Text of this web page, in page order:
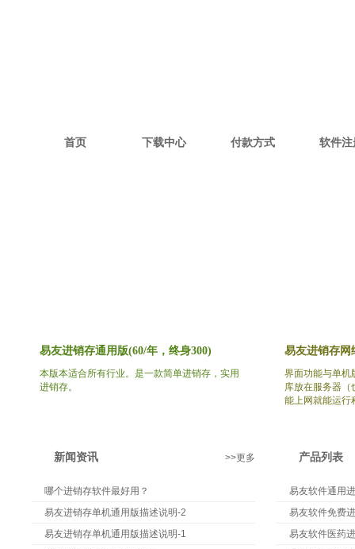
首页 下载中心 付款方式 软件注
易友进销存通用版(60/年，终身300)
本版本适合所有行业。是一款简单进销存，实用
进销存。
易友进销存网
界面功能与单机
库放在服务器（
能上网就能运行
>>更多
新闻资讯
哪个进销存软件最好用？
易友进销存单机通用版描述说明-2
易友进销存单机通用版描述说明-1
产品列表
易友软件通用
易友软件免费
易友软件医药